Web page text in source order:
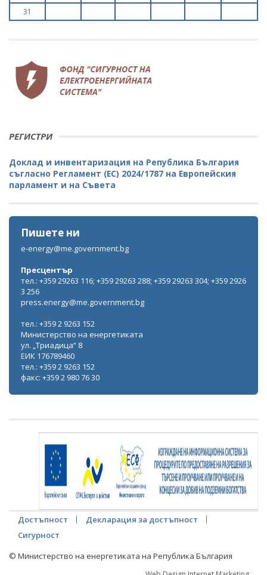
31
РЕГИСТРИ
Доклад и инвентаризация на Република България
съгласно Регламент (ЕС) 2024/1787 на Европейския
парламент и на Съвета
Пишете ни
e-energy@me.government.bg
Пресцентър
тел.: +359 29263 116; +359 29263 288; +359 29263 304; +359 2926
3 256
press.energy@me.government.bg
тел.: +359 2 9263 152
Министерство на енергетиката
ул. „Триадица“ 8
ЕИК 176789460
тел.: +359 2 9263 152
факс: +359 2 980 76 30
Достъпност
Декларация за достъпност
Сигурност
© Министерство на енергетиката на Република България